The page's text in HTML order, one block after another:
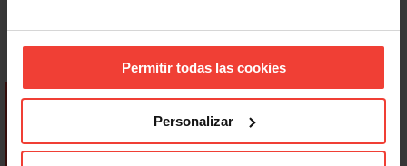
Permitir todas las cookies
Personalizar